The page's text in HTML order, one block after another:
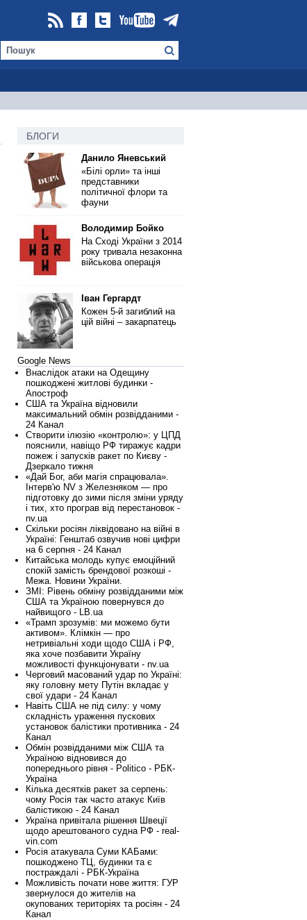
БЛОГИ
Данило Яневський
«Білі орли» та інші
представники
політичної флори та
фауни
Володимир Бойко
На Сході України з 2014
року тривала незаконна
військова операція
Іван Гергардт
Кожен 5-й загиблий на
цій війні – закарпатець
Google News
Внаслідок атаки на Одещину
пошкоджені житлові будинки -
Апостроф
США та Україна відновили
максимальний обмін розвідданими -
24 Канал
Створити ілюзію «контролю»: у ЦПД
пояснили, навіщо РФ тиражує кадри
пожеж і запусків ракет по Києву -
Дзеркало тижня
«Дай Бог, аби магія спрацювала».
Інтерв'ю NV з Железняком — про
підготовку до зими після зміни уряду
і тих, хто програв від перестановок -
nv.ua
Скільки росіян ліквідовано на війні в
Україні: Генштаб озвучив нові цифри
на 6 серпня - 24 Канал
Китайська молодь купує емоційний
спокій замість брендової розкоші -
Межа. Новини України.
ЗМІ: Рівень обміну розвідданими між
США та Україною повернувся до
найвищого - LB.ua
«Трамп зрозумів: ми можемо бути
активом». Клімкін — про
нетривіальні ходи щодо США і РФ,
яка хоче позбавити Україну
можливості функціонувати - nv.ua
Черговий масований удар по Україні:
яку головну мету Путін вкладає у
свої удари - 24 Канал
Навіть США не під силу: у чому
складність ураження пускових
установок балістики противника - 24
Канал
Обмін розвідданими між США та
Україною відновився до
попереднього рівня - Politico - РБК-
Україна
Кілька десятків ракет за серпень:
чому Росія так часто атакує Київ
балістикою - 24 Канал
Україна привітала рішення Швеції
щодо арештованого судна РФ - real-
vin.com
Росія атакувала Суми КАБами:
пошкоджено ТЦ, будинки та є
постраждалі - РБК-Україна
Можливість почати нове життя: ГУР
звернулося до жителів на
окупованих територіях та росіян - 24
Канал